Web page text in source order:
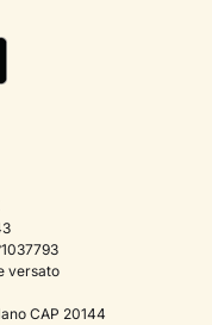
versato
CAP 20144